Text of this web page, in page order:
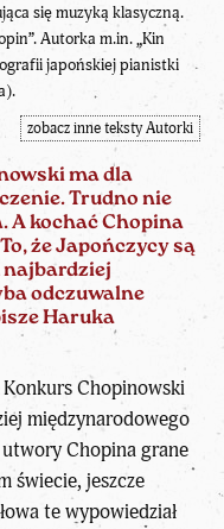
się muzyką klasyczną.
Autorka m.in. „Kin
japońskiej pianistki
zobacz inne teksty Autorki
ma dla
Trudno nie
A kochać Chopina
że Japończycy są
najbardziej
odczuwalne
Haruka
Konkurs Chopinowski
międzynarodowego
Chopina grane
świecie, jeszcze
te wypowiedział